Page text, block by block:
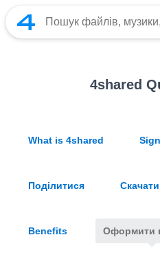
4shared
What is 4shared
Поділитися Скачати
Benefits Оформити